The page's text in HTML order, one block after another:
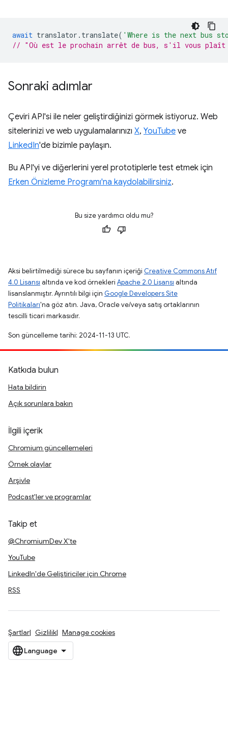
await translator . translate( 'Where is the next bus
// "Où est le prochain arrêt de bus, s'il vous
Sonraki adımlar
Çeviri API'si ile neler geliştirdiğinizi görmek istiyoruz. Web
sitelerinizi ve web uygulamalarınızı X, YouTube ve
LinkedIn'de bizimle paylaşın.
Bu API'yi ve diğerlerini yerel prototiplerle test etmek için
Erken Önizleme Programı'na kaydolabilirsiniz.
Bu size yardımcı oldu mu?
Aksi belirtilmediği sürece bu sayfanın içeriği Creative Commons Atıf
4.0 Lisansı altında ve kod örnekleri Apache 2.0 Lisansı altında
lisanslanmıştır. Ayrıntılı bilgi için Google Developers Site
Politikaları'na göz atın. Java, Oracle ve/veya satış ortaklarının
tescilli ticari markasıdır.
Son güncelleme tarihi: 2024-11-13 UTC.
Katkıda bulun
Hata bildirin
Açık sorunlara bakın
İlgili içerik
Chromium güncellemeleri
Örnek olaylar
Arşivle
Podcast'ler ve programlar
Takip et
@ChromiumDev X'te
YouTube
LinkedIn'de Geliştiriciler için Chrome
RSS
Şartlar Gizlilik Manage cookies